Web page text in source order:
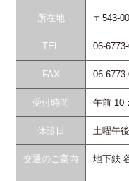
所在地 〒543-
TEL 06-
FAX 06-
受付時間 午前 10
休診日 土曜午
交通のご案内 地下鉄